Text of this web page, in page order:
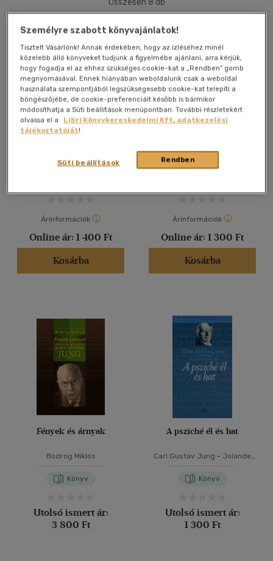
Alkalmaz
Összesen 8 db
Válogatott zsoltárok
Bodrog Miklós
Árinformációk
Online ár: 1 400 Ft
Kosárba
Bodrog Miklós
Árinformációk
Online ár: 1 300 Ft
Kosárba
Fények és árnyak
Bodrog Miklós
Könyv
Utolsó ismert ár:
3 800 Ft
A psziché él és hat
Carl Gustav Jung - Jolande
Könyv
Utolsó ismert ár:
1 300 Ft
Személyre szabott könyvajánlatok!
Tisztelt Vásárlónk! Annak érdekében, hogy az ízléséhez minél
közelebb álló könyveket tudjunk a figyelmébe ajánlani, arra kérjük,
hogy fogadja el az ehhez szükséges cookie-kat a „Rendben” gomb
megnyomásával. Ennek hiányában weboldalunk csak a weboldal
használata szempontjából legszükségesebb cookie-kat telepíti a
böngészőjébe, de cookie-preferenciáit később is bármikor
módosíthatja a Süti beállítások menüpontban. További részletekért
olvassa el a
Libri Könyvkereskedelmi Kft. adatkezelési
tájékoztatóját!
Rendben
Süti beállítások